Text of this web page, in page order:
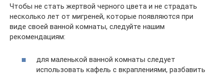
Чтобы не стать жертвой черного цвета и не страдать
несколько лет от мигреней, которые появляются при
виде своей ванной комнаты, следуйте нашим
рекомендациям:
для маленькой ванной комнаты следует
использовать кафель с вкраплениями, разбавить